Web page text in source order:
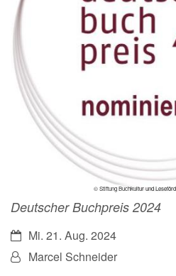
© Stiftung Buchkultur und
Deutscher Buchpreis 2024
Datum:Mi. 21. Aug. 2024
Von:Marcel Schneider